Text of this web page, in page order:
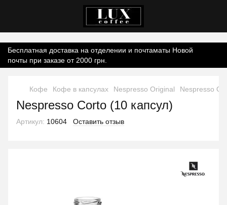
Бесплатная доставка на отделении и почтаматы Новой
почты при заказе от 2000 грн.
Кофе Кофе в капсулах Nespresso Original Nespresso
Nespresso Сorto (10 капсул)
Артикул: 10604 Оставить отзыв